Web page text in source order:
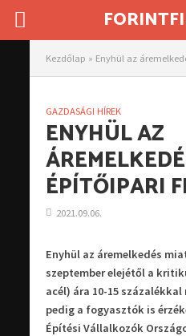
Kezdőlap » Enyhül az
GAZDASÁGI HÍREK
ENYHÜL AZ
ÉPÍTŐIPARI
2021.09.06.
Enyhül az áremelkedés
szeptember elejétől a
acél) ára 10-15
pedig a fogyasztók is
Építési Vállalkozók